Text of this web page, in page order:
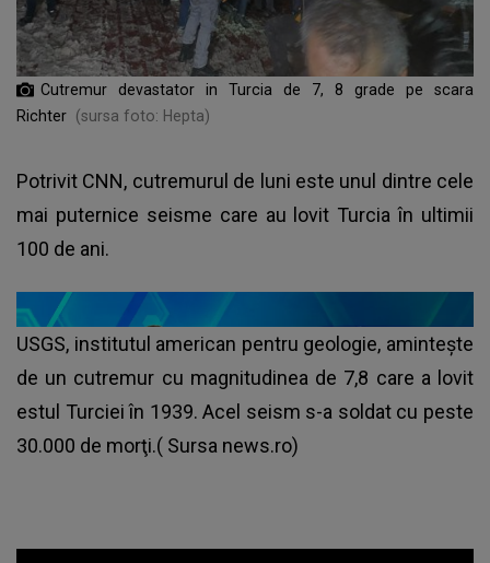
Cutremur devastator in Turcia de 7, 8 grade pe scara
Richter (sursa foto: Hepta)
Potrivit CNN, cutremurul de luni este unul dintre cele
mai puternice seisme care au lovit Turcia în ultimii
100 de ani.
USGS, institutul american pentru geologie, aminteşte
de un cutremur cu magnitudinea de 7,8 care a lovit
estul Turciei în 1939. Acel seism s-a soldat cu peste
30.000 de morţi.( Sursa news.ro)